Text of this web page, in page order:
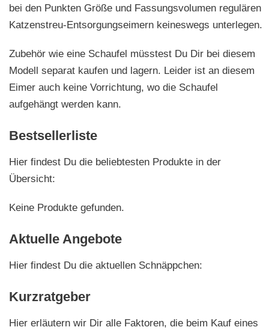
bei den Punkten Größe und Fassungsvolumen regulären
Katzenstreu-Entsorgungseimern keineswegs unterlegen.
Zubehör wie eine Schaufel müsstest Du Dir bei diesem
Modell separat kaufen und lagern. Leider ist an diesem
Eimer auch keine Vorrichtung, wo die Schaufel
aufgehängt werden kann.
Bestsellerliste
Hier findest Du die beliebtesten Produkte in der
Übersicht:
Keine Produkte gefunden.
Aktuelle Angebote
Hier findest Du die aktuellen Schnäppchen:
Kurzratgeber
Hier erläutern wir Dir alle Faktoren, die beim Kauf eines